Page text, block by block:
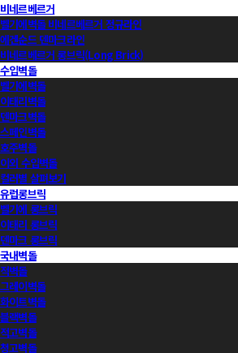
비네르베르거
벨기에벽돌 비네르베르거 정규라인
에겐순드 덴마크라인
비네르베르거 롱브릭(Long Brick)
수입벽돌
벨기에벽돌
이태리벽돌
덴마크벽돌
스페인벽돌
호주벽돌
이외 수입벽돌
컬러별 살펴보기
유럽롱브릭
벨기에 롱브릭
이태리 롱브릭
덴마크 롱브릭
국내벽돌
적벽돌
그레이벽돌
화이트벽돌
블랙벽돌
적고벽돌
청고벽돌